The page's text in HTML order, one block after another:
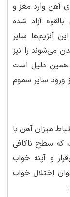
آهن وارد مغز و
آزاد شده
آنزیم‌ها سایر
می‌شوند را نیز
همین دلیل است
ورود سایر سموم
میزان آهن با
سطح ناکافی
و آپنه خواب
اختلال خواب